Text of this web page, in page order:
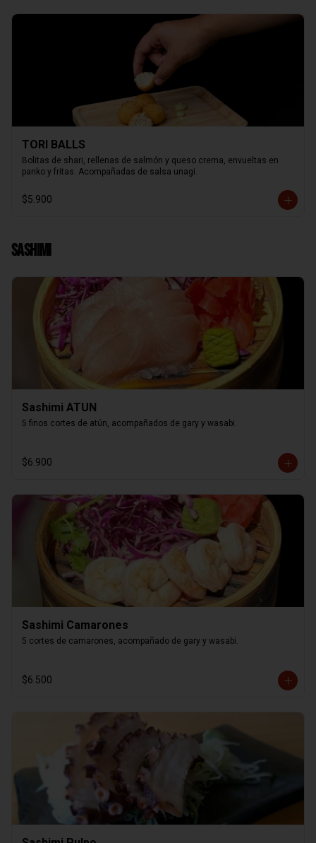
TORI BALLS
Bolitas de shari, rellenas de salmón y queso crema, envueltas en
panko y fritas. Acompañadas de salsa unagi.
$5.900
Sashimi
Sashimi ATUN
5 finos cortes de atún, acompañados de gary y wasabi.
$6.900
Sashimi Camarones
5 cortes de camarones, acompañado de gary y wasabi.
$6.500